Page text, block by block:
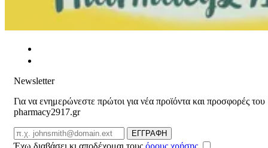
Newsletter
Για να ενημερώνεστε πρώτοι για νέα προϊόντα και προσφορές του
pharmacy2917.gr
Email
ΕΓΓΡΑΦΗ